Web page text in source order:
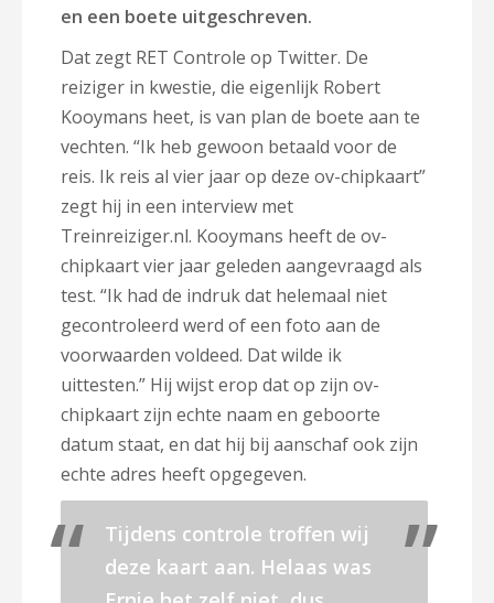
en een boete uitgeschreven.
Dat zegt RET Controle op Twitter. De
reiziger in kwestie, die eigenlijk Robert
Kooymans heet, is van plan de boete aan te
vechten. “Ik heb gewoon betaald voor de
reis. Ik reis al vier jaar op deze ov-chipkaart”
zegt hij in een interview met
Treinreiziger.nl. Kooymans heeft de ov-
chipkaart vier jaar geleden aangevraagd als
test. “Ik had de indruk dat helemaal niet
gecontroleerd werd of een foto aan de
voorwaarden voldeed. Dat wilde ik
uittesten.” Hij wijst erop dat op zijn ov-
chipkaart zijn echte naam en geboorte
datum staat, en dat hij bij aanschaf ook zijn
echte adres heeft opgegeven.
Tijdens controle troffen wij
deze kaart aan. Helaas was